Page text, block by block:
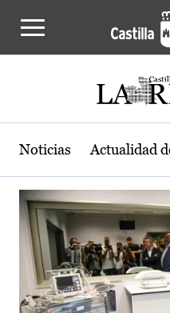
Actualidad de la
Noticias Actualidad